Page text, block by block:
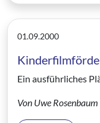
01.09.2000
Ein ausführliches
Von Uwe Rosenbaum